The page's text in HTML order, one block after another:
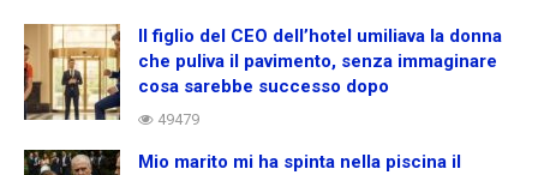
Il figlio del CEO dell’hotel umiliava la donna
che puliva il pavimento, senza immaginare
cosa sarebbe successo dopo
49479
Mio marito mi ha spinta nella piscina il